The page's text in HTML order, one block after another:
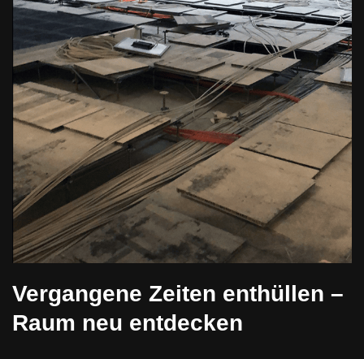
Vergangene Zeiten enthüllen –
Raum neu entdecken